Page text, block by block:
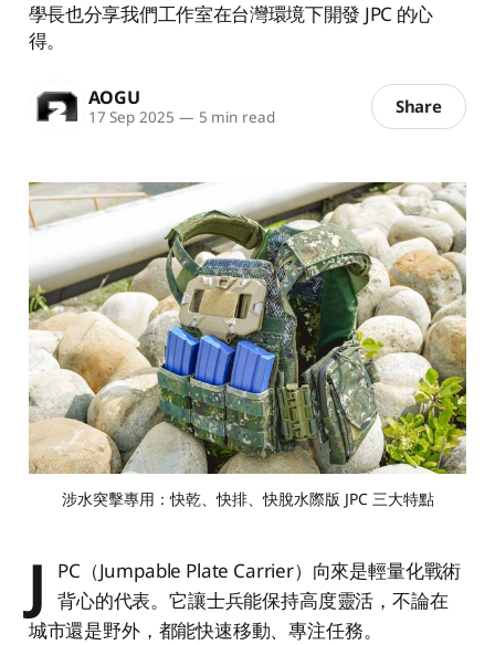
學長也分享我們工作室在台灣環境下開發 JPC 的心
得。
AOGU
17 Sep 2025 — 5 min read Share
涉水突擊專用：快乾、快排、快脫水際版 JPC 三大特點
J
PC（Jumpable Plate Carrier）向來是輕量化戰術
背心的代表。它讓士兵能保持高度靈活，不論在
城市還是野外，都能快速移動、專注任務。